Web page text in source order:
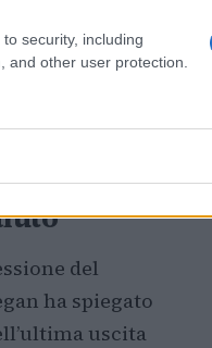
security, including
and other user protection.
autoironia
ha voluto
che lo
platea, che gli
del
ha spiegato
uscita